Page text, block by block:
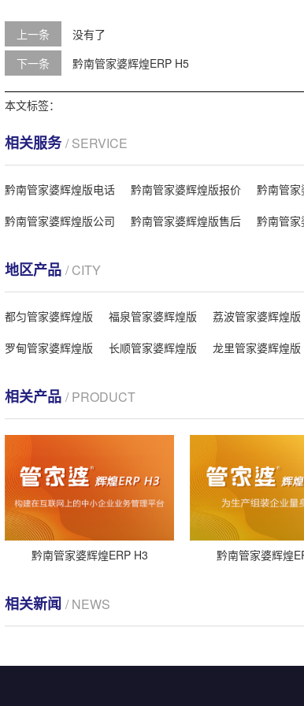
上一条
没有了
下一条
黔南管家婆辉煌ERP H5
本文标签：
相关服务/ SERVICE
黔南管家婆辉煌版电话 黔南管家婆辉煌版报价 黔南管
黔南管家婆辉煌版公司
黔南管家婆辉煌版售后 黔南管
地区产品 / CITY
都匀管家婆辉煌版 福泉管家婆辉煌版 荔波管家婆辉煌版
罗甸管家婆辉煌版
长顺管家婆辉煌版 龙里管家婆辉煌版
相关产品 / PRODUCT
黔南管家婆辉煌ERP H3 黔南管家婆辉煌
相关新闻 / NEWS